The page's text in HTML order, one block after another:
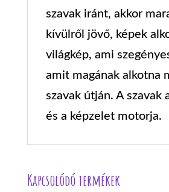
szavak iránt, akkor
kívülről jövő, képek
világkép, ami
amit magának alkotna
szavak útján. A szavak
és a képzelet motorja.
Kapcsolódó termékek